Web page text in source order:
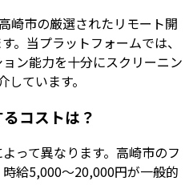
崎市の厳選されたリモート開
。当プラットフォームでは、
ン能力を十分にスクリーニン
ています。
コストは？
って異なります。高崎市のフ
給5,000〜20,000円が一般的